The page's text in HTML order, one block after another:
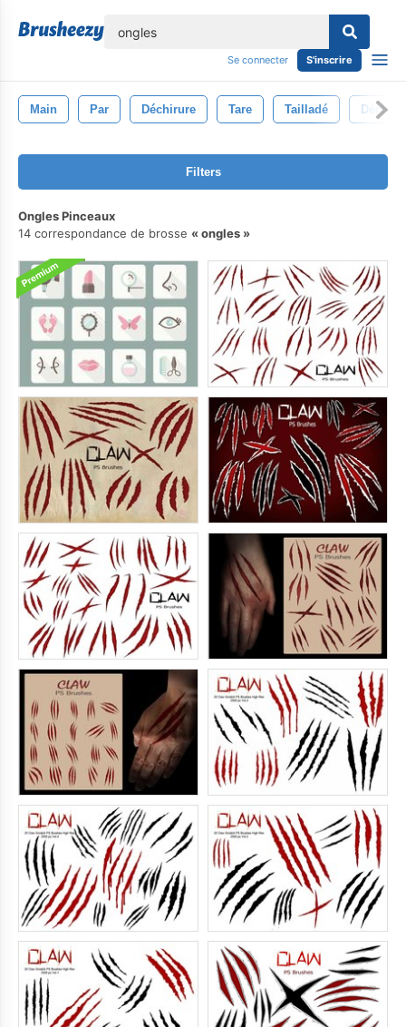
Se connecter S'inscrire
Main Par Déchirure Tare Tailladé
Filters
Ongles Pinceaux
14 correspondance de brosse
ongles